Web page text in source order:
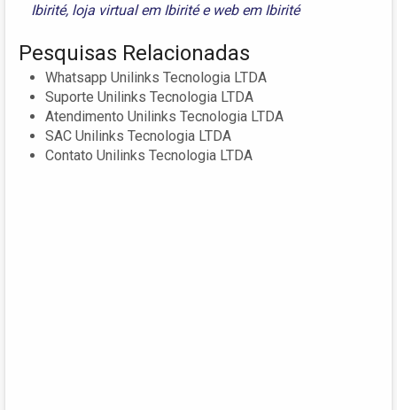
Ibirité, loja virtual em Ibiritée web em Ibirité
Pesquisas Relacionadas
Whatsapp Unilinks Tecnologia LTDA
Suporte Unilinks Tecnologia LTDA
Atendimento Unilinks Tecnologia LTDA
SAC Unilinks Tecnologia LTDA
Contato Unilinks Tecnologia LTDA